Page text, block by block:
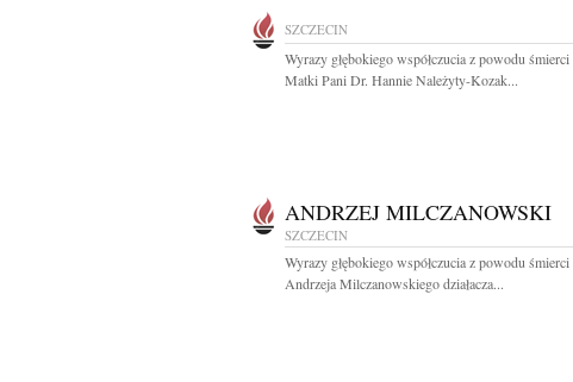
SZCZECIN
Wyrazy głębokiego współczucia z powodu śmierci
Matki Pani Dr. Hannie Należyty-Kozak...
ANDRZEJ MILCZANOWSKI
SZCZECIN
Wyrazy głębokiego współczucia z powodu śmierci
Andrzeja Milczanowskiego działacza...